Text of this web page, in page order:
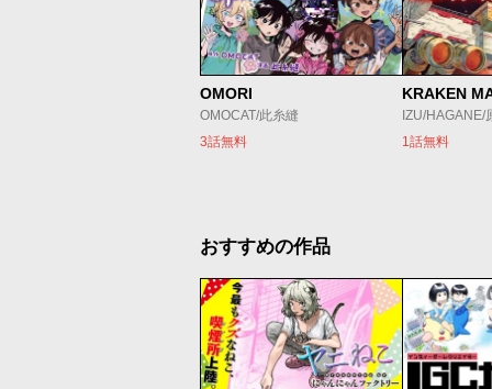
OMORI
OMOCAT/此糸縫
3話無料
KRAKEN
IZU/HAGANE/
1話無料
おすすめの作品